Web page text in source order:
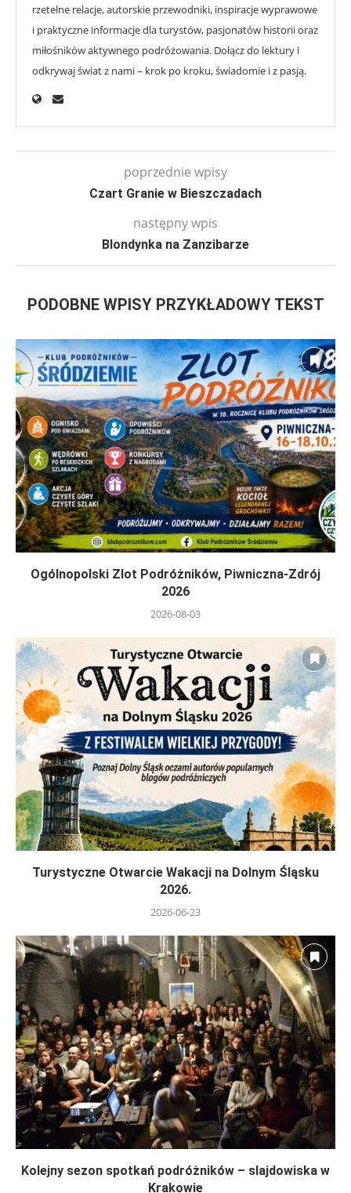
rzetelne relacje, autorskie przewodniki, inspiracje wyprawowe
i praktyczne informacje dla turystów, pasjonatów historii oraz
miłośników aktywnego podróżowania. Dołącz do lektury i
odkrywaj świat z nami – krok po kroku, świadomie i z pasją.
poprzednie wpisy
Czart Granie w Bieszczadach
następny wpis
Blondynka na Zanzibarze
PODOBNE WPISY PRZYKŁADOWY TEKST
Ogólnopolski Zlot Podróżników, Piwniczna-Zdrój
2026
2026-08-03
Turystyczne Otwarcie Wakacji na Dolnym Śląsku
2026.
2026-06-23
Kolejny sezon spotkań podróżników – slajdowiska w
Krakowie